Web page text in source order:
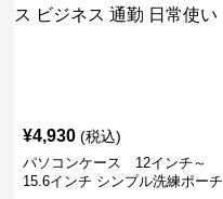
¥4,930 (税込)
パソコンケース 12インチ～
15.6インチ シンプル洗練ポーチ